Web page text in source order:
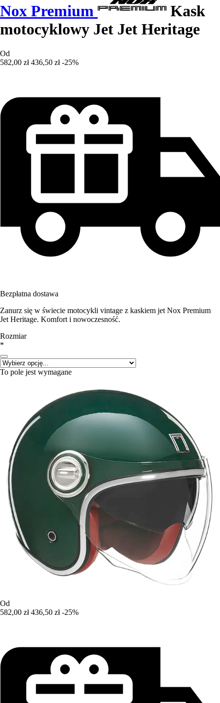
Nox Premium
Kask
motocyklowy Jet Jet Heritage
Od
582,00 zł 436,50 zł -25%
Bezpłatna dostawa
Zanurz się w świecie motocykli vintage z kaskiem jet Nox Premium
Jet Heritage. Komfort i nowoczesność.
Rozmiar
*
To pole jest wymagane
Od
582,00 zł 436,50 zł -25%